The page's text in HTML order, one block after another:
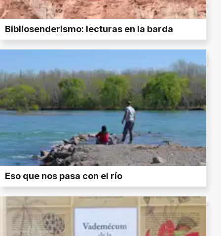
Bibliosenderismo: lecturas en la barda
Eso que nos pasa con el río